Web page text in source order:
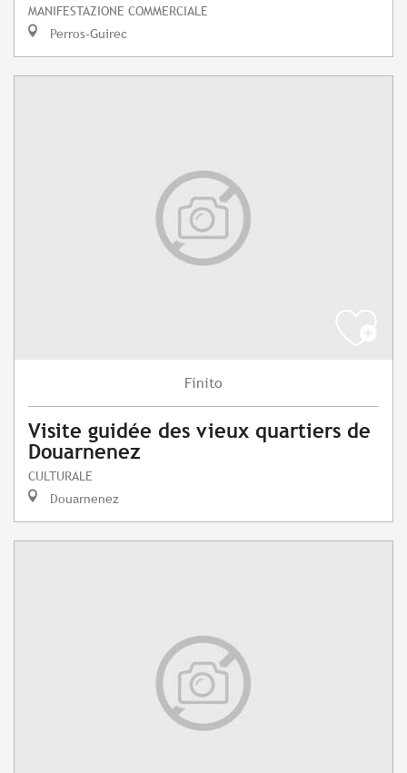
MANIFESTAZIONE COMMERCIALE
Perros-Guirec
Finito
Visite guidée des vieux quartiers de
Douarnenez
CULTURALE
Douarnenez